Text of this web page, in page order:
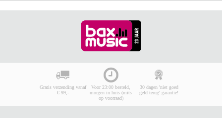
Gratis verzending vanaf
€ 99,-
Voor 23:00 besteld,
morgen in huis (mits
op voorraad)
30 dagen 'niet goed
geld terug' garantie!